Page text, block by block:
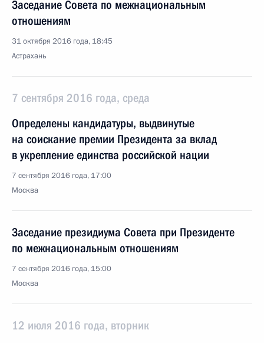
Заседание Совета по межнациональным
отношениям
31 октября 2016 года, 18:45
Астрахань
7 сентября 2016 года, среда
Определены кандидатуры, выдвинутые
на соискание премии Президента за вклад
в укрепление единства российской нации
7 сентября 2016 года, 17:00
Москва
Заседание президиума Совета при Президенте
по межнациональным отношениям
7 сентября 2016 года, 15:00
Москва
12 июля 2016 года, вторник